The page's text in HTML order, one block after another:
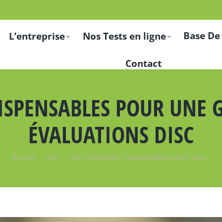
L’entreprise Nos Tests en ligne Base
Contact
POUR UNE
ÉVALUATIONS DISC
Vous êtes ici :
Accueil DIsc Des ressources indispensables pour une…